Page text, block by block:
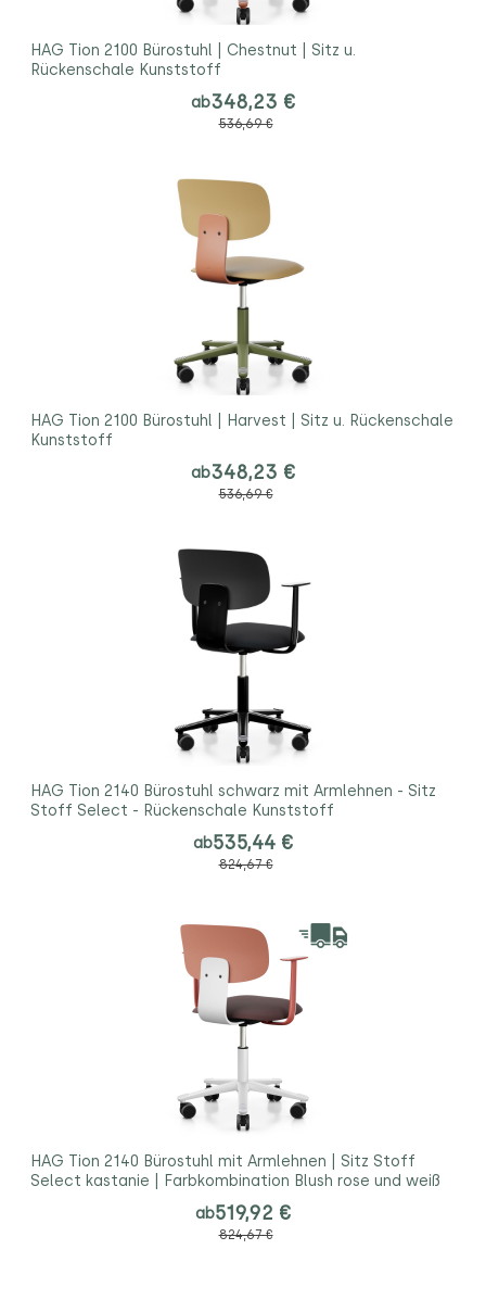
HAG Tion 2100 Bürostuhl | Chestnut | Sitz u.
Rückenschale Kunststoff
ab348,23 €
536,69 €
HAG Tion 2100 Bürostuhl | Harvest | Sitz u. Rückenschale
Kunststoff
ab348,23 €
536,69 €
HAG Tion 2140 Bürostuhl schwarz mit Armlehnen - Sitz
Stoff Select - Rückenschale Kunststoff
ab535,44 €
824,67 €
HAG Tion 2140 Bürostuhl mit Armlehnen | Sitz Stoff
Select kastanie | Farbkombination Blush rose und weiß
ab519,92 €
824,67 €